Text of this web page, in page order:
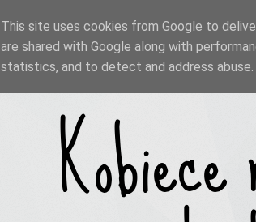
This site uses cookies from Google to
are shared with Google along with
statistics, and to detect and address abuse.